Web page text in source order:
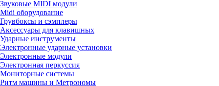
Звуковые MIDI модули
Midi оборудование
Грувбоксы и сэмплеры
Аксессуары для клавишных
Ударные инструменты
Электронные ударные установки
Электронные модули
Электронная перкуссия
Мониторные системы
Ритм машины и Метрономы